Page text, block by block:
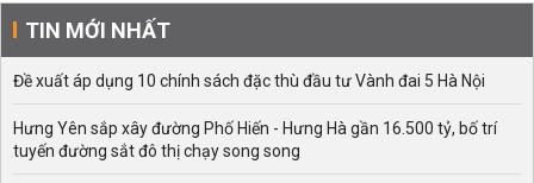
TIN MỚI NHẤT
Đề xuất áp dụng 10 chính sách đặc thù đầu tư Vành đai 5 Hà Nội
Hưng Yên sắp xây đường Phố Hiến - Hưng Hà gần 16.500 tỷ, bố trí
tuyến đường sắt đô thị chạy song song